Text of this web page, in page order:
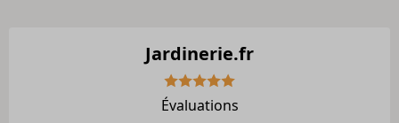
Jardinerie.fr
Évaluations